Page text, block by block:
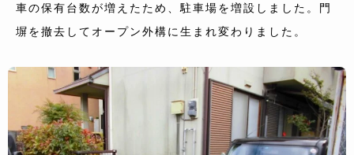
車の保有台数が増えたため、駐車場を増設しました。門
塀を撤去してオープン外構に生まれ変わりました。